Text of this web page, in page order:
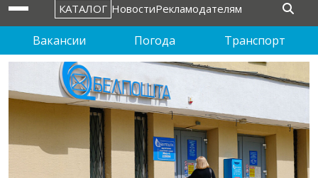
КАТАЛОГ НовостиРекламодателям
Вакансии Погода Транспорт